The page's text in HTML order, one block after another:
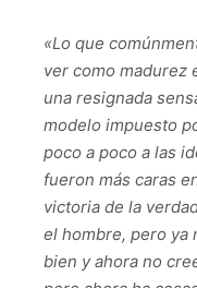
«Lo que
ver como madurez
una resignada
modelo impuesto
poco a poco a las
fueron más caras
victoria de la
el hombre, pero ya
bien y ahora no